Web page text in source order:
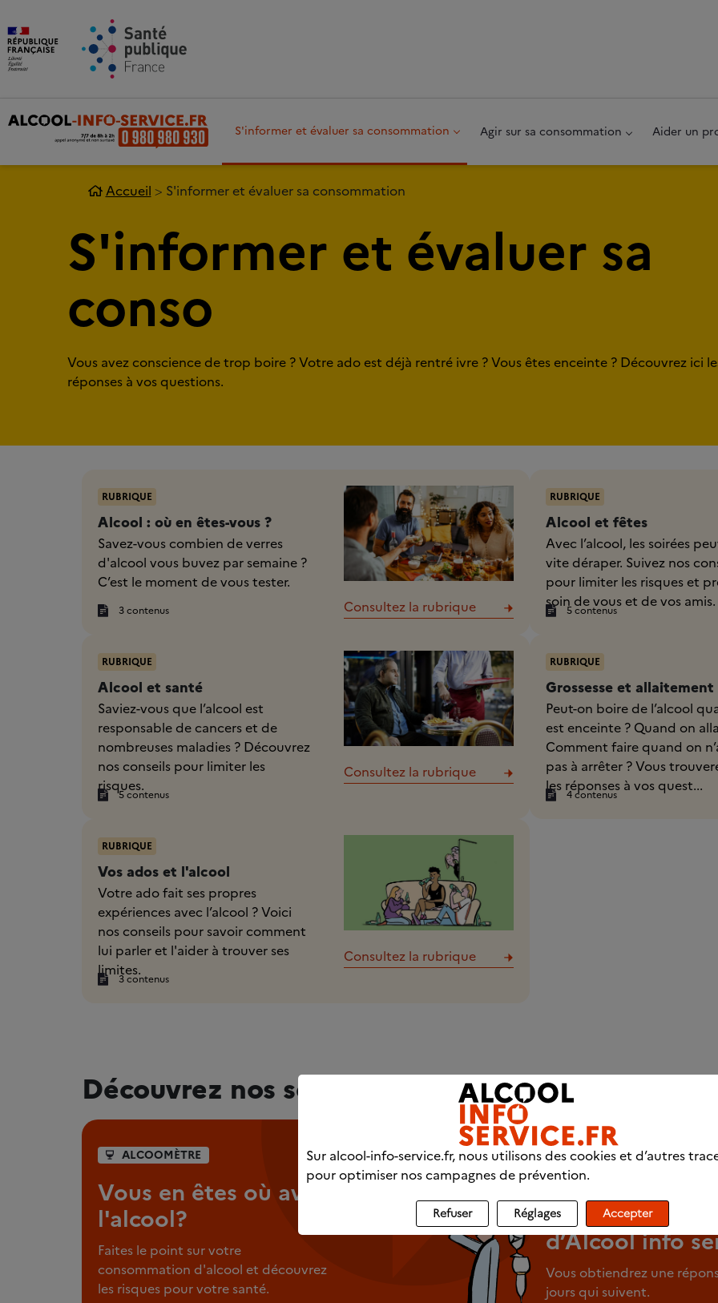
S'informer et évaluer sa consommation Agir sur sa consommation Aider un
Accueil S'informer et évaluer sa consommation
S'informer et évaluer sa
conso
Vous avez conscience de trop boire ? Votre ado est déjà rentré ivre ? Vous êtes enceinte ? Découvrez ici
réponses à vos questions.
RUBRIQUE
Alcool : où en êtes-vous ?
Savez-vous combien de verres
d'alcool vous buvez par semaine ?
C’est le moment de vous tester.
3 contenus Consultez la rubrique
RUBRIQUE
Alcool et fêtes
Avec l’alcool, les soirées
vite déraper. Suivez nos
pour limiter les risques et
soin de vous et de vos amis.
5 contenus
RUBRIQUE
Alcool et santé
Saviez-vous que l’alcool est
responsable de cancers et de
nombreuses maladies ? Découvrez
nos conseils pour limiter les
risques.
5 contenus
Consultez la rubrique
RUBRIQUE
Grossesse et allaitement
Peut-on boire de l’alcool
est enceinte ? Quand on
Comment faire quand on
pas à arrêter ? Vous
les réponses à vos quest...
4 contenus
RUBRIQUE
Vos ados et l'alcool
Votre ado fait ses propres
expériences avec l’alcool ? Voici
nos conseils pour savoir comment
lui parler et l'aider à trouver ses
limites.3 contenus
Consultez la rubrique
Découvrez nos services
ALCOOMÈTRE
Vous en êtes où avec
l'alcool?
Faites le point sur votre
consommation d'alcool et découvrez
les risques pour votre santé.
QUESTIONS / RÉPONSES
Posez vos
aux
d’Alcool info
Vous obtiendrez une
jours qui suivent.
Sur alcool-info-service.fr, nous utilisons des cookies et d’autres
pour optimiser nos campagnes de prévention.
Refuser Réglages Accepter